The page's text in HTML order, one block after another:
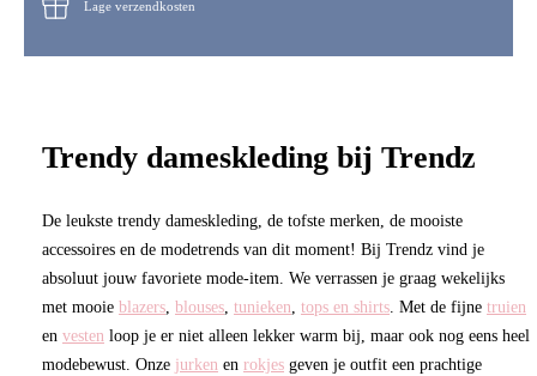
Lage verzendkosten
Trendy dameskleding bij Trendz
De leukste trendy dameskleding, de tofste merken, de mooiste
accessoires en de modetrends van dit moment! Bij Trendz vind je
absoluut jouw favoriete mode-item. We verrassen je graag wekelijks
met mooie blazers, blouses, tunieken, tops en shirts. Met de fijne truien
en vesten loop je er niet alleen lekker warm bij, maar ook nog eens heel
modebewust. Onze jurken en rokjes geven je outfit een prachtige